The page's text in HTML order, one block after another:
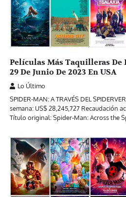
Películas Más Taquilleras De
29 De Junio De 2023 En USA
Lo Último
SPIDER-MAN: A TRAVÉS DEL
semana: US$ 28,245,727 Recaudación
Título original: Spider-Man: Across the